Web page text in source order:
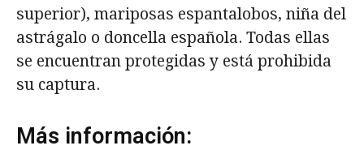
superior), mariposas espantalobos, niña del
astrágalo o doncella española. Todas ellas
se encuentran protegidas y está prohibida
su captura.
Más información: